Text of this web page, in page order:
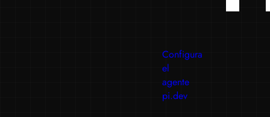
Configura
el
agente
pi.dev